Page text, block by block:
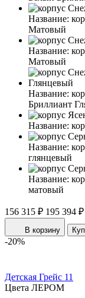
Название:
Матовый
Название:
Матовый
Название:
Бриллиант
Название:
Название:
глянцевый
Название:
матовый
156 315 ₽ 195 394 ₽
В корзину
-20%
Детская Грейс 11
Цвета ЛЕРОМ